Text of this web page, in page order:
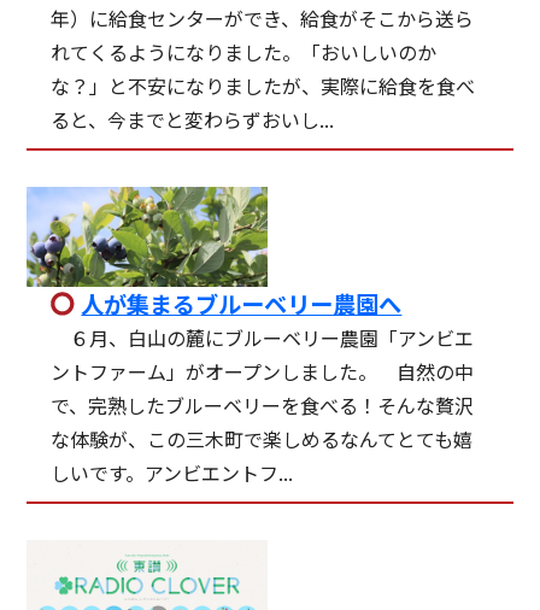
年）に給食センターができ、給食がそこから送ら
れてくるようになりました。「おいしいのか
な？」と不安になりましたが、実際に給食を食べ
ると、今までと変わらずおいし...
人が集まるブルーベリー農園へ
６月、白山の麓にブルーベリー農園「アンビエ
ントファーム」がオープンしました。 自然の中
で、完熟したブルーベリーを食べる！そんな贅沢
な体験が、この三木町で楽しめるなんてとても嬉
しいです。アンビエントフ...